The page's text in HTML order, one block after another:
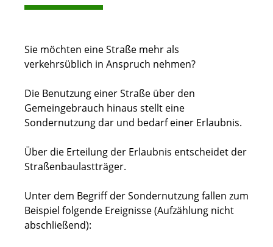
Sie möchten eine Straße mehr als
verkehrsüblich in Anspruch nehmen?
Die Benutzung einer Straße über den
Gemeingebrauch hinaus stellt eine
Sondernutzung dar und bedarf einer Erlaubnis.
Über die Erteilung der Erlaubnis entscheidet der
Straßenbaulastträger.
Unter dem Begriff der Sondernutzung fallen zum
Beispiel folgende Ereignisse(Aufzählung nicht
abschließend):